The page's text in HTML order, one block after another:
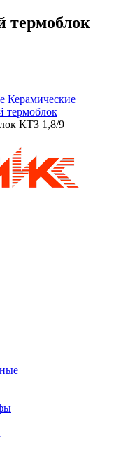
термоблок
Керамические
термоблок
КТЗ 1,8/9